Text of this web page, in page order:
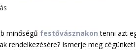
minőségű festővásznakon tenni azt
rendelkezésére? Ismerje meg cégünket!